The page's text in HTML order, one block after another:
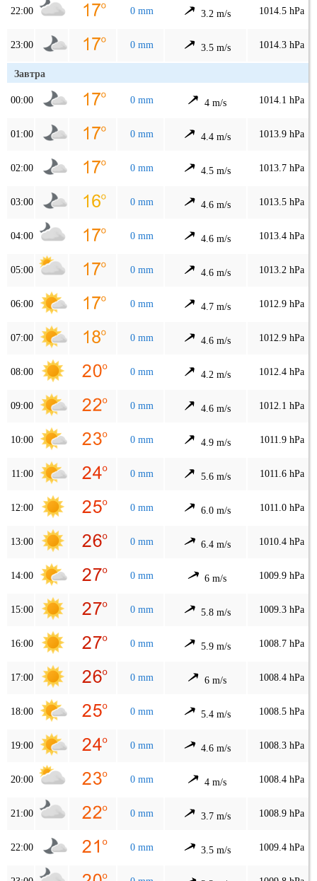
22:00 0 mm 3.2 m/s 1014.5 hPa
23:00 0 mm 3.5 m/s 1014.3 hPa
Завтра
00:00 0 mm 4 m/s 1014.1 hPa
01:00 0 mm 4.4 m/s 1013.9 hPa
02:00 0 mm 4.5 m/s 1013.7 hPa
03:00 0 mm 4.6 m/s 1013.5 hPa
04:00 0 mm 4.6 m/s 1013.4 hPa
05:00 0 mm 4.6 m/s 1013.2 hPa
06:00 0 mm 4.7 m/s 1012.9 hPa
07:00 0 mm 4.6 m/s 1012.9 hPa
08:00 0 mm 4.2 m/s 1012.4 hPa
09:00 0 mm 4.6 m/s 1012.1 hPa
10:00 0 mm 4.9 m/s 1011.9 hPa
11:00 0 mm 5.6 m/s 1011.6 hPa
12:00 0 mm 6.0 m/s 1011.0 hPa
13:00 0 mm 6.4 m/s 1010.4 hPa
14:00 0 mm 6 m/s 1009.9 hPa
15:00 0 mm 5.8 m/s 1009.3 hPa
16:00 0 mm 5.9 m/s 1008.7 hPa
17:00 0 mm 6 m/s 1008.4 hPa
18:00 0 mm 5.4 m/s 1008.5 hPa
19:00 0 mm 4.6 m/s 1008.3 hPa
20:00 0 mm 4 m/s 1008.4 hPa
21:00 0 mm 3.7 m/s 1008.9 hPa
22:00 0 mm 3.5 m/s 1009.4 hPa